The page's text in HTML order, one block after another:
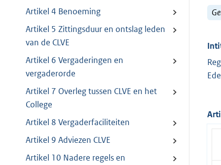
Artikel 4 Benoeming
Artikel 5 Zittingsduur en ontslag leden
van de CLVE
Artikel 6 Vergaderingen en
vergaderorde
Artikel 7 Overleg tussen CLVE en het
College
Artikel 8 Vergaderfaciliteiten
Artikel 9 Adviezen CLVE
Artikel 10 Nadere regels en
Ede